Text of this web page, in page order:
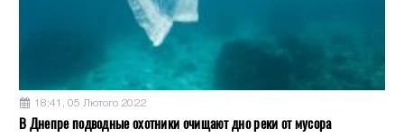
18:41, 05 Лютого 2022
В Днепре подводные охотники очищают дно реки от мусора